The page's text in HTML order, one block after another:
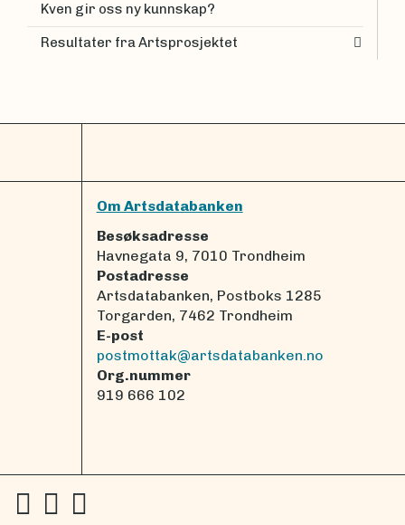
Kven gir oss ny kunnskap?
Resultater fra Artsprosjektet
Om Artsdatabanken
Besøksadresse
Havnegata 9, 7010 Trondheim
Postadresse
Artsdatabanken, Postboks 1285
Torgarden, 7462 Trondheim
E-post
postmottak@artsdatabanken.no
Org.nummer
919 666 102